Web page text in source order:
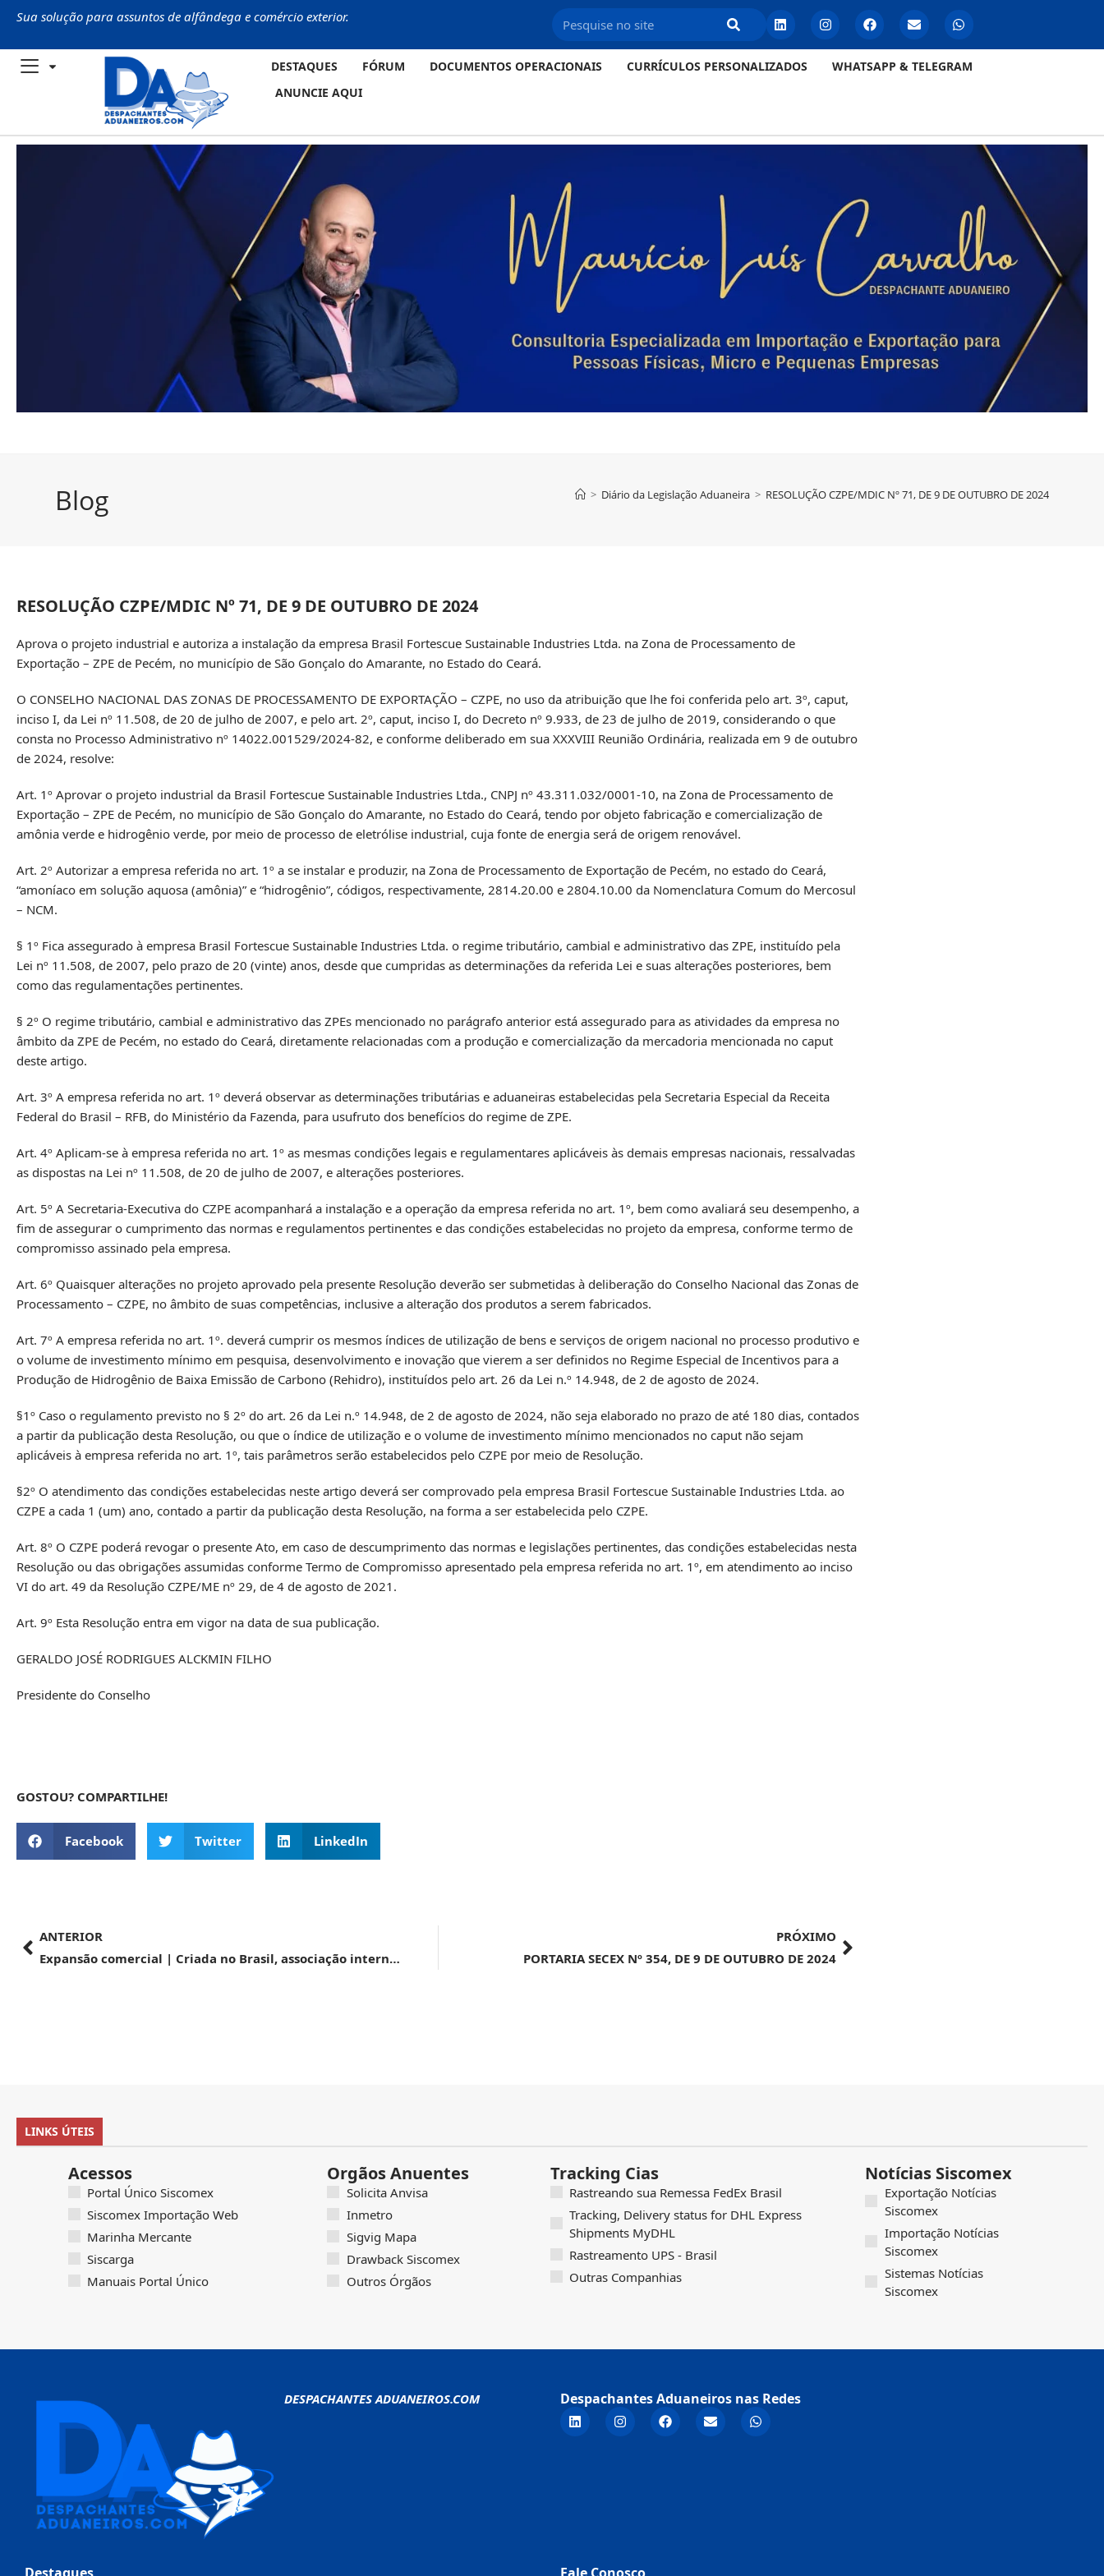
Sua solução para assuntos de alfândega e comércio exterior.
DESTAQUES FÓRUM DOCUMENTOS OPERACIONAIS CURRÍCULOS PERSONALIZADOS
WHATSAPP & TELEGRAM
ANUNCIE AQUI
Blog > Diário da Legislação Aduaneira > RESOLUÇÃO CZPE/MDIC Nº 71, DE 9 DE OUTUBRO DE 2024
RESOLUÇÃO CZPE/MDIC Nº 71, DE 9 DE OUTUBRO DE 2024
Aprova o projeto industrial e autoriza a instalação da empresa Brasil Fortescue Sustainable Industries Ltda. na Zona de Processamento de
Exportação – ZPE de Pecém, no município de São Gonçalo do Amarante, no Estado do Ceará.
O CONSELHO NACIONAL DAS ZONAS DE PROCESSAMENTO DE EXPORTAÇÃO – CZPE, no uso da atribuição que lhe foi conferida pelo art. 3º, caput,
inciso I, da Lei nº 11.508, de 20 de julho de 2007, e pelo art. 2º, caput, inciso I, do Decreto nº 9.933, de 23 de julho de 2019, considerando o que
consta no Processo Administrativo nº 14022.001529/2024-82, e conforme deliberado em sua XXXVIII Reunião Ordinária, realizada em 9 de outubro
de 2024, resolve:
Art. 1º Aprovar o projeto industrial da Brasil Fortescue Sustainable Industries Ltda., CNPJ nº 43.311.032/0001-10, na Zona de Processamento de
Exportação – ZPE de Pecém, no município de São Gonçalo do Amarante, no Estado do Ceará, tendo por objeto fabricação e comercialização de
amônia verde e hidrogênio verde, por meio de processo de eletrólise industrial, cuja fonte de energia será de origem renovável.
Art. 2º Autorizar a empresa referida no art. 1º a se instalar e produzir, na Zona de Processamento de Exportação de Pecém, no estado do Ceará,
“amoníaco em solução aquosa (amônia)” e “hidrogênio”, códigos, respectivamente, 2814.20.00 e 2804.10.00 da Nomenclatura Comum do Mercosul
– NCM.
§ 1º Fica assegurado à empresa Brasil Fortescue Sustainable Industries Ltda. o regime tributário, cambial e administrativo das ZPE, instituído pela
Lei nº 11.508, de 2007, pelo prazo de 20 (vinte) anos, desde que cumpridas as determinações da referida Lei e suas alterações posteriores, bem
como das regulamentações pertinentes.
§ 2º O regime tributário, cambial e administrativo das ZPEs mencionado no parágrafo anterior está assegurado para as atividades da empresa no
âmbito da ZPE de Pecém, no estado do Ceará, diretamente relacionadas com a produção e comercialização da mercadoria mencionada no caput
deste artigo.
Art. 3º A empresa referida no art. 1º deverá observar as determinações tributárias e aduaneiras estabelecidas pela Secretaria Especial da Receita
Federal do Brasil – RFB, do Ministério da Fazenda, para usufruto dos benefícios do regime de ZPE.
Art. 4º Aplicam-se à empresa referida no art. 1º as mesmas condições legais e regulamentares aplicáveis às demais empresas nacionais, ressalvadas
as dispostas na Lei nº 11.508, de 20 de julho de 2007, e alterações posteriores.
Art. 5º A Secretaria-Executiva do CZPE acompanhará a instalação e a operação da empresa referida no art. 1º, bem como avaliará seu desempenho, a
fim de assegurar o cumprimento das normas e regulamentos pertinentes e das condições estabelecidas no projeto da empresa, conforme termo de
compromisso assinado pela empresa.
Art. 6º Quaisquer alterações no projeto aprovado pela presente Resolução deverão ser submetidas à deliberação do Conselho Nacional das Zonas de
Processamento – CZPE, no âmbito de suas competências, inclusive a alteração dos produtos a serem fabricados.
Art. 7º A empresa referida no art. 1º. deverá cumprir os mesmos índices de utilização de bens e serviços de origem nacional no processo produtivo e
o volume de investimento mínimo em pesquisa, desenvolvimento e inovação que vierem a ser definidos no Regime Especial de Incentivos para a
Produção de Hidrogênio de Baixa Emissão de Carbono (Rehidro), instituídos pelo art. 26 da Lei n.º 14.948, de 2 de agosto de 2024.
§1º Caso o regulamento previsto no § 2º do art. 26 da Lei n.º 14.948, de 2 de agosto de 2024, não seja elaborado no prazo de até 180 dias, contados
a partir da publicação desta Resolução, ou que o índice de utilização e o volume de investimento mínimo mencionados no caput não sejam
aplicáveis à empresa referida no art. 1º, tais parâmetros serão estabelecidos pelo CZPE por meio de Resolução.
§2º O atendimento das condições estabelecidas neste artigo deverá ser comprovado pela empresa Brasil Fortescue Sustainable Industries Ltda. ao
CZPE a cada 1 (um) ano, contado a partir da publicação desta Resolução, na forma a ser estabelecida pelo CZPE.
Art. 8º O CZPE poderá revogar o presente Ato, em caso de descumprimento das normas e legislações pertinentes, das condições estabelecidas nesta
Resolução ou das obrigações assumidas conforme Termo de Compromisso apresentado pela empresa referida no art. 1º, em atendimento ao inciso
VI do art. 49 da Resolução CZPE/ME nº 29, de 4 de agosto de 2021.
Art. 9º Esta Resolução entra em vigor na data de sua publicação.
GERALDO JOSÉ RODRIGUES ALCKMIN FILHO
Presidente do Conselho
GOSTOU? COMPARTILHE!
Facebook Twitter LinkedIn
ANTERIOR
Expansão comercial | Criada no Brasil, associação internacional vai fortalecer a logística e a gestão entre portos mundiais
PRÓXIMO
PORTARIA SECEX Nº 354, DE 9 DE OUTUBRO DE 2024
LINKS ÚTEIS
Acessos
Portal Único Siscomex
Siscomex Importação Web
Marinha Mercante
Siscarga
Manuais Portal Único
Orgãos Anuentes
Solicita Anvisa
Inmetro
Sigvig Mapa
Drawback Siscomex
Outros Órgãos
Tracking Cias
Rastreando sua Remessa FedEx Brasil
Tracking, Delivery status for DHL Express
Shipments MyDHL
Rastreamento UPS - Brasil
Outras Companhias
Notícias Siscomex
Exportação Notícias
Siscomex
Importação Notícias
Siscomex
Sistemas Notícias
Siscomex
DESPACHANTES ADUANEIROS.COM Despachantes Aduaneiros nas Redes